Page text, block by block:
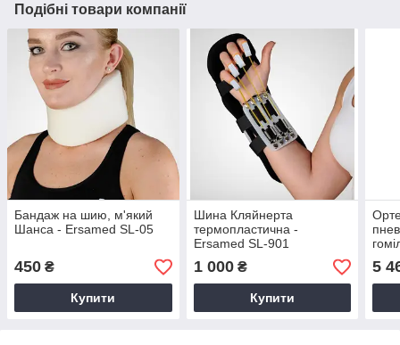
Подібні товари компанії
Бандаж на шию, м'який
Шанса - Ersamed SL-05
450 ₴
Купити
Шина Кляйнерта
термопластична -
Ersamed SL-901
1 000₴
Купити
5